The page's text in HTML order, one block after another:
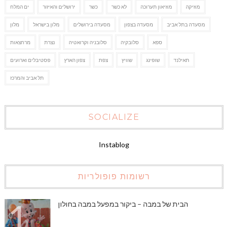
ים המלח ירושלים והאיזור כשר לא כשר מוזיאון תערוכה מוזיקה
מלון מלון בישראל מסעדה בירושלים מסעדה בצפון מסעדה בתל אביב
מרחצאות נצרת סלובניה וקרואטיה סלובקיה ספא
פסטיבלים וארועים צפון הארץ צפת שוויץ שופינג תאילנד
תל אביב והמרכז
SOCIALIZE
Instablog
רשומות פופולריות
הבית של במבה – ביקור במפעל במבה בחולון